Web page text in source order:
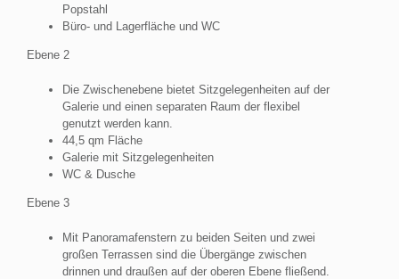
Popstahl
Büro- und Lagerfläche und WC
Ebene 2
Die Zwischenebene bietet Sitzgelegenheiten auf der
Galerie und einen separaten Raum der flexibel
genutzt werden kann.
44,5 qm Fläche
Galerie mit Sitzgelegenheiten
WC & Dusche
Ebene 3
Mit Panoramafenstern zu beiden Seiten und zwei
großen Terrassen sind die Übergänge zwischen
drinnen und draußen auf der oberen Ebene fließend.